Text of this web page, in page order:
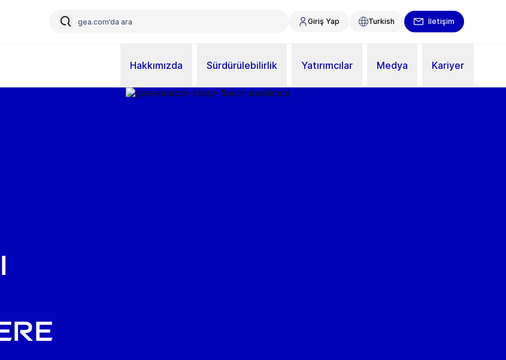
Giriş Yap Turkish İletişim
Hakkımızda Sürdürülebilirlik Yatırımcılar Medya Kariyer